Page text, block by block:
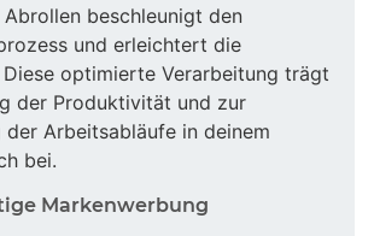
beschleunigt den
und erleichtert die
Diese optimierte Verarbeitung trägt
der Produktivität und zur
der Arbeitsabläufe in deinem
bei.
Markenwerbung